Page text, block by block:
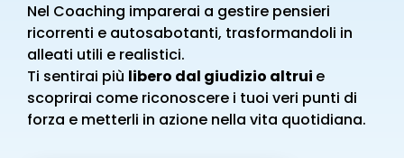
Nel Coaching imparerai a gestire pensieri
ricorrenti e autosabotanti, trasformandoli in
alleati utili e realistici.
Ti sentirai più libero dal giudizio altrui e
scoprirai come riconoscere i tuoi veri punti di
forza e metterli in azione nella vita quotidiana.